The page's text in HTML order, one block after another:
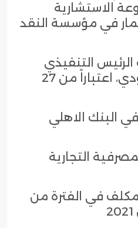
الاستشارية
في مؤسسة النقد
التنفيذي
للبنك الأهلي السعودي، اعتباراً من 27
البنك الاهلي
التجارية
في الفترة من